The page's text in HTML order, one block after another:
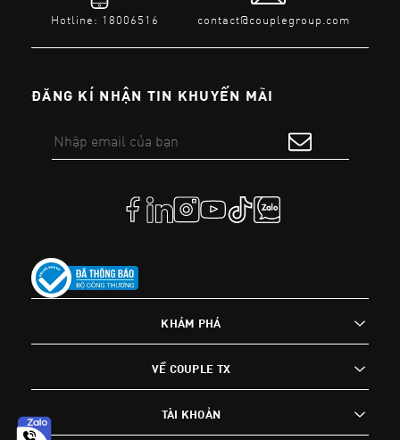
Hotline: 18006516 contact@couplegroup.com
ĐĂNG KÍ NHẬN TIN KHUYẾN MÃI
KHÁM PHÁ
VỀ COUPLE TX
TÀI KHOẢN